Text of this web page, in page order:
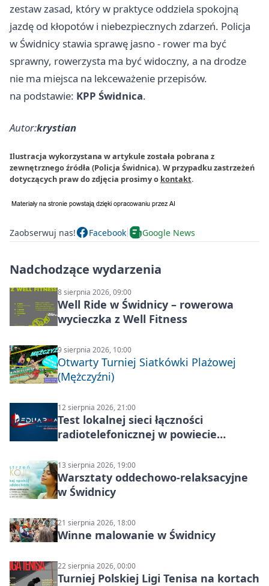
zestaw zasad, który w praktyce oddziela spokojną
jazdę od kłopotów i niebezpiecznych zdarzeń. Policja
w Świdnicy stawia sprawę jasno - rower ma być
sprawny, rowerzysta ma być widoczny, a na drodze
nie ma miejsca na lekceważenie przepisów.
na podstawie: KPP Świdnica.
Autor:krystian
Ilustracja wykorzystana w artykule została pobrana z
zewnętrznego źródła (Policja Świdnica). W przypadku zastrzeżeń
dotyczących praw do zdjęcia prosimy o kontakt.
Zaobserwuj nas! Facebook Google News
Nadchodzące wydarzenia
8 sierpnia 2026, 09:00
Well Ride w Świdnicy – rowerowa
wycieczka z Well Fitness
9 sierpnia 2026, 10:00
Otwarty Turniej Siatkówki Plażowej
(Mężczyźni)
12 sierpnia 2026, 21:00
Test lokalnej sieci łączności
radiotelefonicznej w powiecie
13 sierpnia 2026, 19:00
Warsztaty oddechowo-relaksacyjne
w Świdnicy
21 sierpnia 2026, 18:00
Winne malowanie w Świdnicy
22 sierpnia 2026, 00:00
Turniej Polskiej Ligi Tenisa na kortach